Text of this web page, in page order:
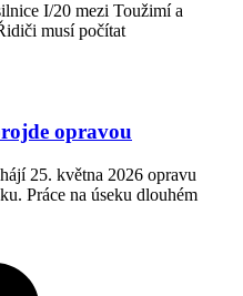
I/20 mezi Toužimí a
musí počítat
opravou
25. května 2026 opravu
Práce na úseku dlouhém